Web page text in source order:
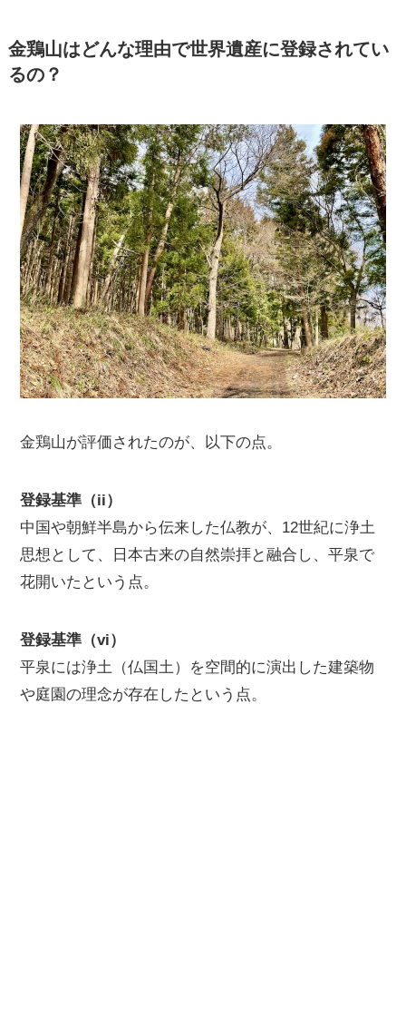
金鶏山はどんな理由で世界遺産に登録されてい
るの？
金鶏山が評価されたのが、以下の点。
登録基準（ii）
中国や朝鮮半島から伝来した仏教が、12世紀に浄土
思想として、日本古来の自然崇拝と融合し、平泉で
花開いたという点。
登録基準（vi）
平泉には浄土（仏国土）を空間的に演出した建築物
や庭園の理念が存在したという点。